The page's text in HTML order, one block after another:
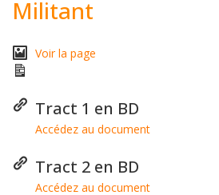
Militant
Voir la page
Tract 1 en BD
Accédez au document
Tract 2 en BD
Accédez au document